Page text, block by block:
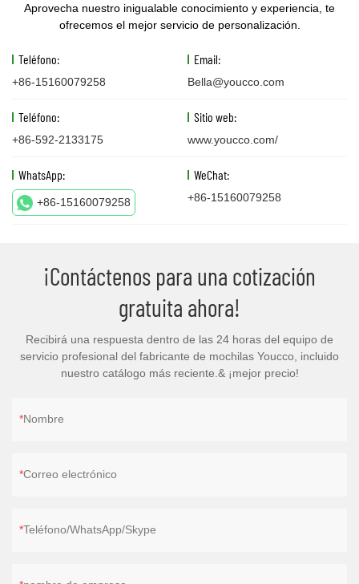
Aprovecha nuestro inigualable conocimiento y experiencia, te
ofrecemos el mejor servicio de personalización.
Teléfono:
+86-15160079258
Email:
Bella@youcco.com
Teléfono:
+86-592-2133175
Sitio web:
www.youcco.com/
WhatsApp:
+86-15160079258
WeChat:
+86-15160079258
¡Contáctenos para una cotización
gratuita ahora!
Recibirá una respuesta dentro de las 24 horas del equipo de
servicio profesional del fabricante de mochilas Youcco, incluido
nuestro catálogo más reciente.& ¡mejor precio!
Nombre
Correo electrónico
Teléfono/WhatsApp/Skype